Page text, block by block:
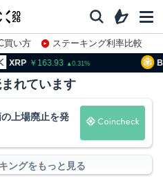
買い方
ステーキング利率比較
163.93 0.31 BNB
れています
上場廃止を発
ングをもっと見る